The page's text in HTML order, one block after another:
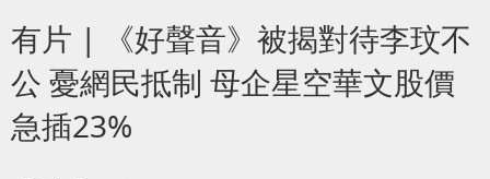
有片 | 《好聲音》被揭對待李玟不
公 憂網民抵制 母企星空華文股價
急插23%